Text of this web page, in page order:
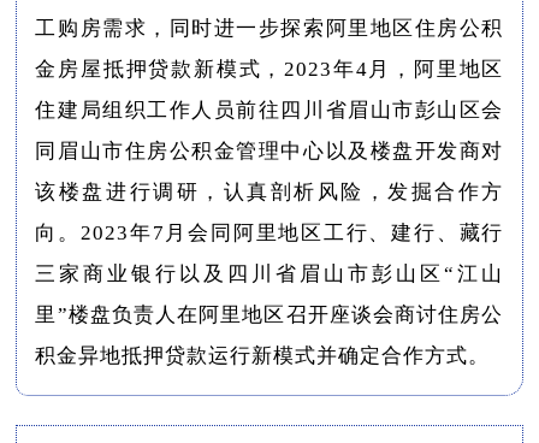
工购房需求，同时进一步探索阿里地区住房公积
金房屋抵押贷款新模式，2023年4月，阿里地区
住建局组织工作人员前往四川省眉山市彭山区会
同眉山市住房公积金管理中心以及楼盘开发商对
该楼盘进行调研，认真剖析风险，发掘合作方
向。2023年7月会同阿里地区工行、建行、藏行
三家商业银行以及四川省眉山市彭山区“江山
里”楼盘负责人在阿里地区召开座谈会商讨住房公
积金异地抵押贷款运行新模式并确定合作方式。